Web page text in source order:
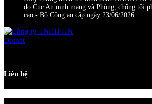
do Cục An ninh mạng và Phòng, chống tội
cao - Bộ Công an cấp ngày 23/06/2026
Liên hệ